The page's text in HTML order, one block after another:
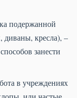
подержанной
диваны, кресла), –
занести
в учреждениях